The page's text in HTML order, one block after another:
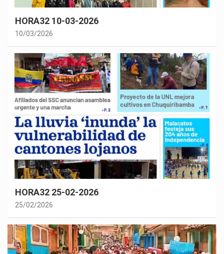
HORA32 10-03-2026
10/03/2026
HORA32 25-02-2026
25/02/2026